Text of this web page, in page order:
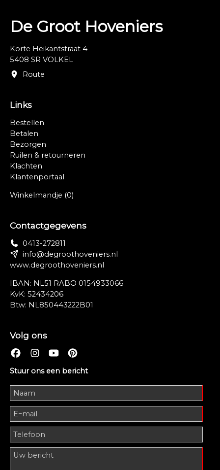
De Groot Hoveniers
Korte Heikantstraat 4
5408 SR VOLKEL
Route
Links
Bestellen
Betalen
Bezorgen
Ruilen & retourneren
Klachten
Klantenportaal
Winkelmandje (0)
Contactgegevens
0413-272811
info@degroothoveniers.nl
www.degroothoveniers.nl
IBAN: NL51 RABO 0154933066
KvK: 52434206
Btw: NL850443222B01
Volg ons
Stuur ons een bericht